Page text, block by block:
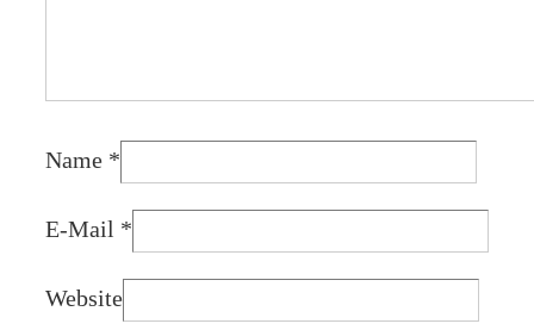
Name *
E-Mail *
Website